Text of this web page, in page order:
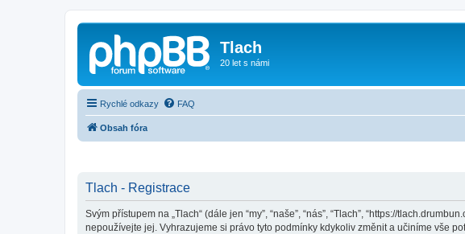
Tlach
20 let s námi
Rychlé odkazy FAQ
Obsah fóra
Tlach - Registrace
Svým přístupem na „Tlach“ (dále jen “my”, “naše”, “nás”, “Tlach”, “https://
nepoužívejte jej. Vyhrazujeme si právo tyto podmínky kdykoliv změnit a učiníme vše